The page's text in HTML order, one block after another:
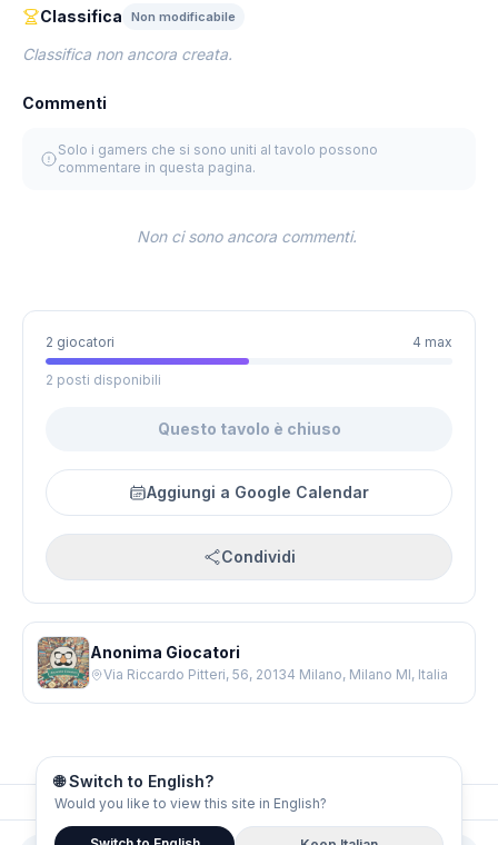
🌐 Switch to English?
Would you like to view this site in English?
Classifica Non modificabile
Classifica non ancora creata.
Commenti
Solo i gamers che si sono uniti al tavolo possono
commentare in questa pagina.
Non ci sono ancora commenti.
2 giocatori 4 max
2 posti disponibili
Questo tavolo è chiuso
Aggiungi a Google Calendar
Condividi
Anonima Giocatori
Via Riccardo Pitteri, 56, 20134 Milano, Milano MI, Italia
© 2026 Board Gamers